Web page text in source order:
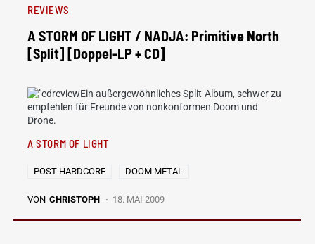
REVIEWS
A STORM OF LIGHT / NADJA: Primitive North
[Split] [Doppel-LP + CD]
Ein außergewöhnliches Split-Album, schwer zu
empfehlen für Freunde von nonkonformen Doom und
Drone.
A STORM OF LIGHT
POST HARDCORE DOOM METAL
VON CHRISTOPH 18. MAI 2009